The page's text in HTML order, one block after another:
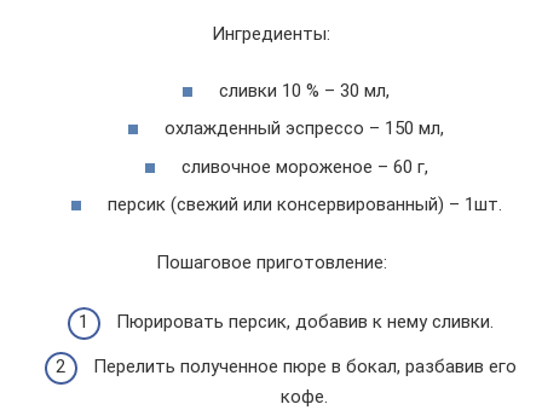
Ингредиенты:
сливки 10 % – 30 мл,
охлажденный эспрессо – 150 мл,
сливочное мороженое – 60 г,
персик (свежий или консервированный) – 1шт.
Пошаговое приготовление:
Пюрировать персик, добавив к нему сливки.
Перелить полученное пюре в бокал, разбавив его
кофе.